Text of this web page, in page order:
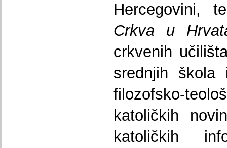
Hercegovini,
Crkva u
crkvenih
srednjih škola
filozofsko-
katoličkih
katoličkih